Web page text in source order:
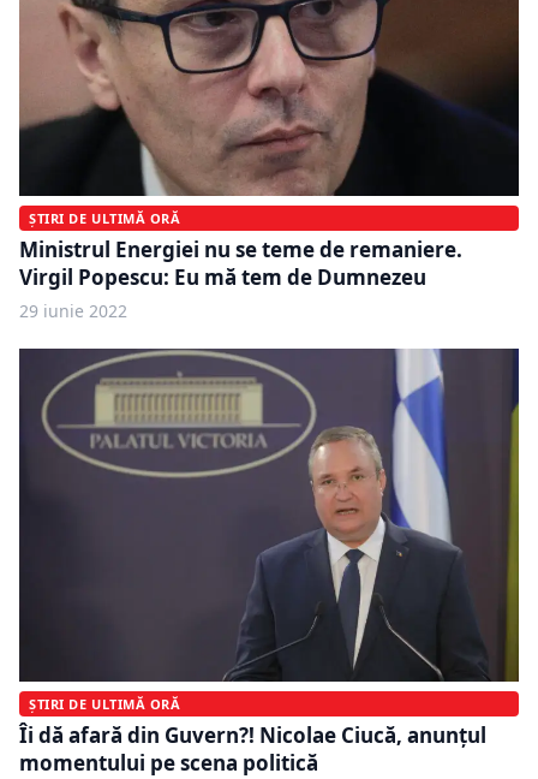
ȘTIRI DE ULTIMĂ ORĂ
Ministrul Energiei nu se teme de remaniere.
Virgil Popescu: Eu mă tem de Dumnezeu
29 iunie 2022
ȘTIRI DE ULTIMĂ ORĂ
Îi dă afară din Guvern?! Nicolae Ciucă, anunțul
momentului pe scena politică